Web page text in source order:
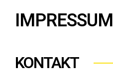
IMPRESSUM
KONTAKT